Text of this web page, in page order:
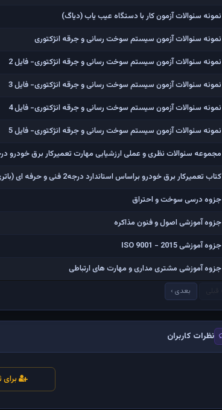
نمونه سئوالات آزمون کار با دستگاه عیب یاب (دیاگ)
نمونه سئوالات آزمون سیستم سوخت رسانی و جرقه انژکتوری
نمونه سئوالات آزمون سیستم سوخت رسانی و جرقه انژکتوری- فایل 2
نمونه سئوالات آزمون سیستم سوخت رسانی و جرقه انژکتوری- فایل 3
نمونه سئوالات آزمون سیستم سوخت رسانی و جرقه انژکتوری- فایل 4
نمونه سئوالات آزمون سیستم سوخت رسانی و جرقه انژکتوری- فایل 5
مجموعه سئوالات نظری و عملی ارزشیابی مهارت تعمیرکار برق خودرو
کتاب تعمیرکار برق خودرو براساس استاندارد درجه2 فنی و حرفه ای (باتری سازی)
جزوه درسی سوخت و احتراق
جزوه آموزشی اصول و فنون مذاکره
جزوه آموزشی ISO 9001 - 2015
جزوه آموزشی مشتری مداری و مهارت های ارتباطی
بعدی ›
نظرات کاربران